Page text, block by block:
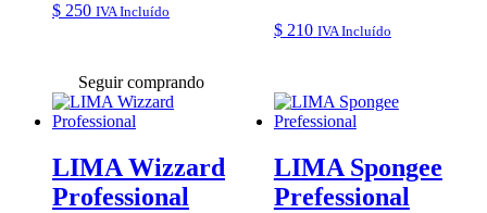
$ 250 IVA Incluído
$210 IVA Incluído
LIMA Wizzard
Professional
LIMA Spongee
Prefessional
Seguir comprando